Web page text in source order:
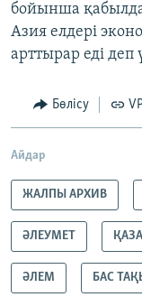
бойынша
Азия елдері
арттырар еді деп
Бөлісу
Айдар
ЖАЛПЫ АРХИВ
ӘЛЕУМЕТ
ӘЛЕМ БАС